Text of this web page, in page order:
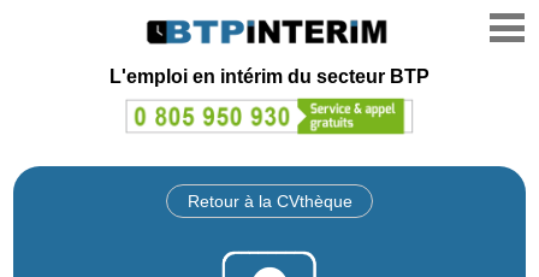
L'emploi en intérim du secteur BTP
Retour à la CVthèque